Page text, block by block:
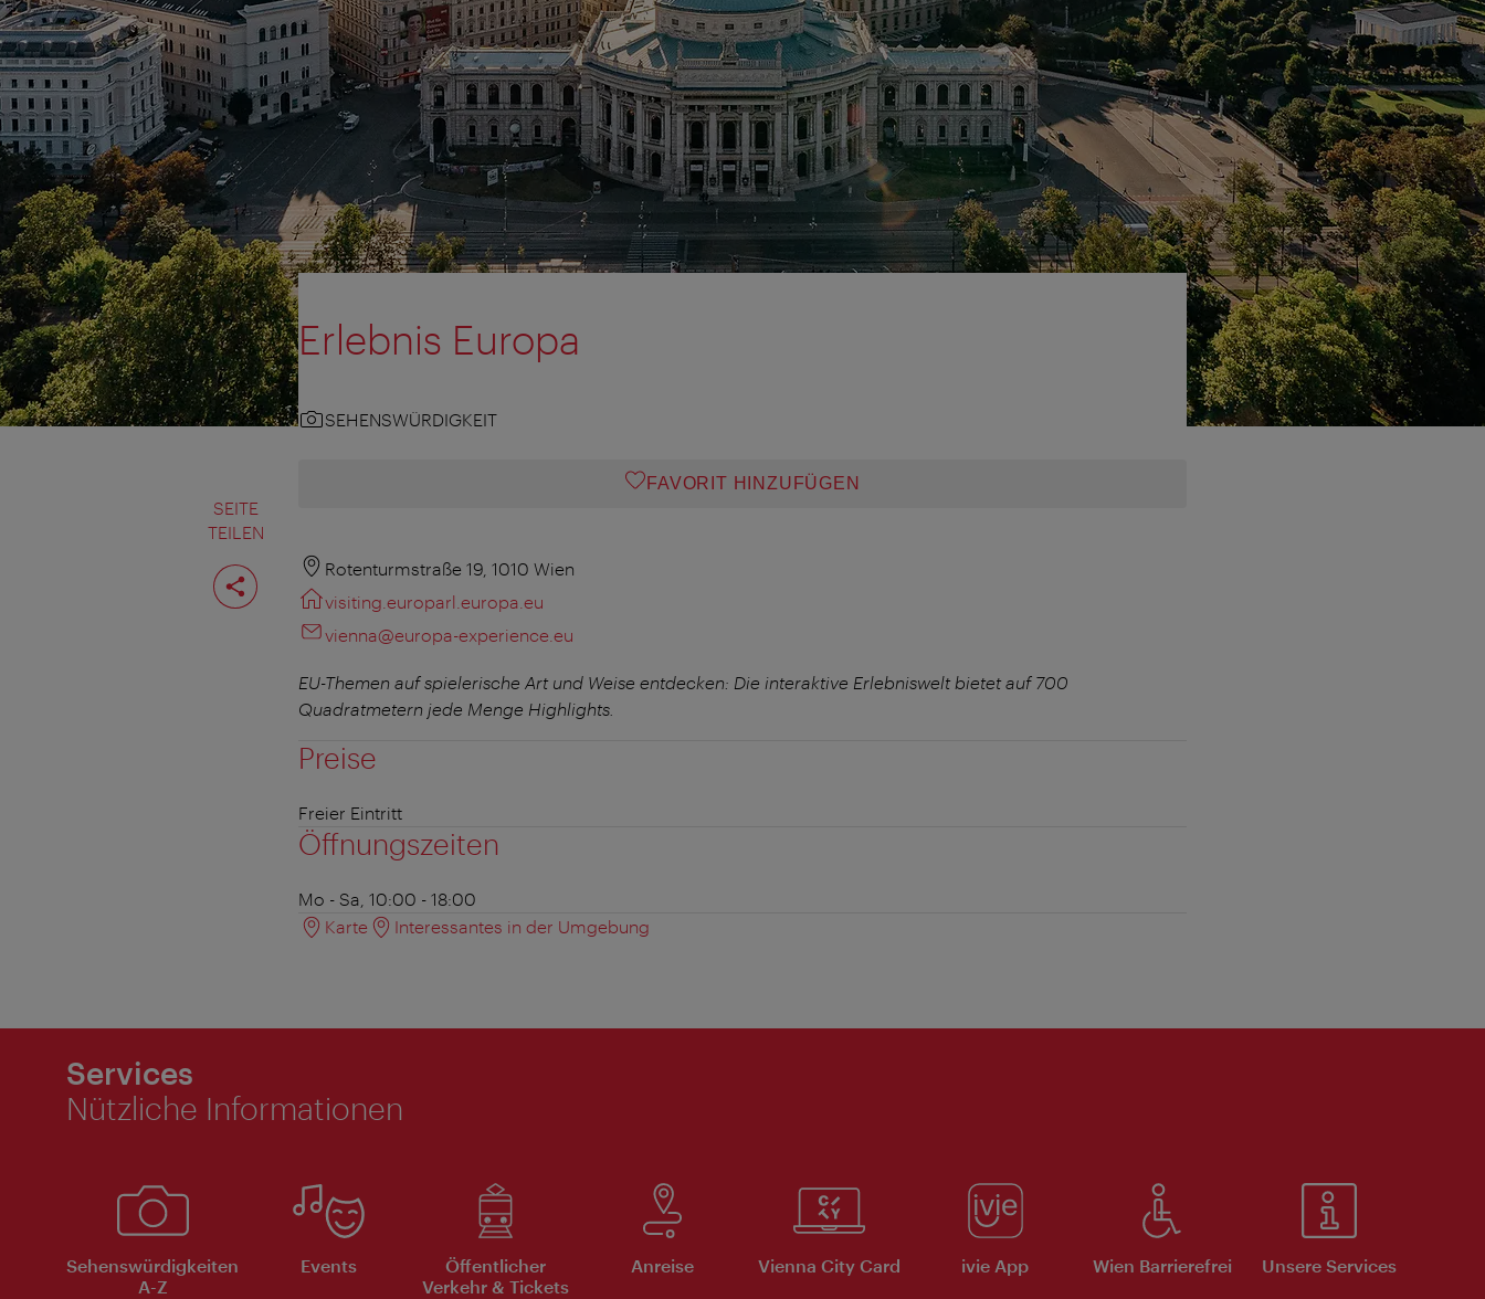
SEITE
TEILEN
Seite
teilen
Erlebnis Europa
SEHENSWÜRDIGKEIT
FAVORIT HINZUFÜGEN
Rotenturmstraße 19, 1010 Wien
visiting.europarl.europa.eu
vienna@europa-experience.eu
EU-Themen auf spielerische Art und Weise entdecken: Die interaktive Erlebniswelt bietet auf 700
Quadratmetern jede Menge Highlights.
Preise
Freier Eintritt
Öffnungszeiten
Mo - Sa, 10:00 - 18:00
Karte
Interessantes in der Umgebung
Services
Nützliche Informationen
Sehenswürdigkeiten
A-Z
Events
Öffentlicher
Verkehr & Tickets
Anreise Vienna City Card ivie App Wien Barrierefrei Unsere Services